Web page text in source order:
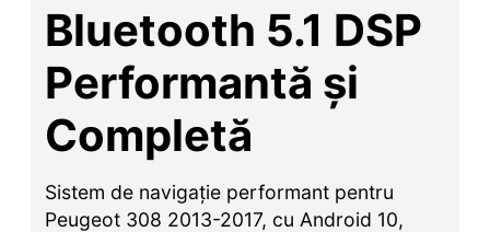
Bluetooth 5.1 DSP
Performantă și
Completă
Sistem de navigație performant pentru
Peugeot 308 2013-2017, cu Android 10,